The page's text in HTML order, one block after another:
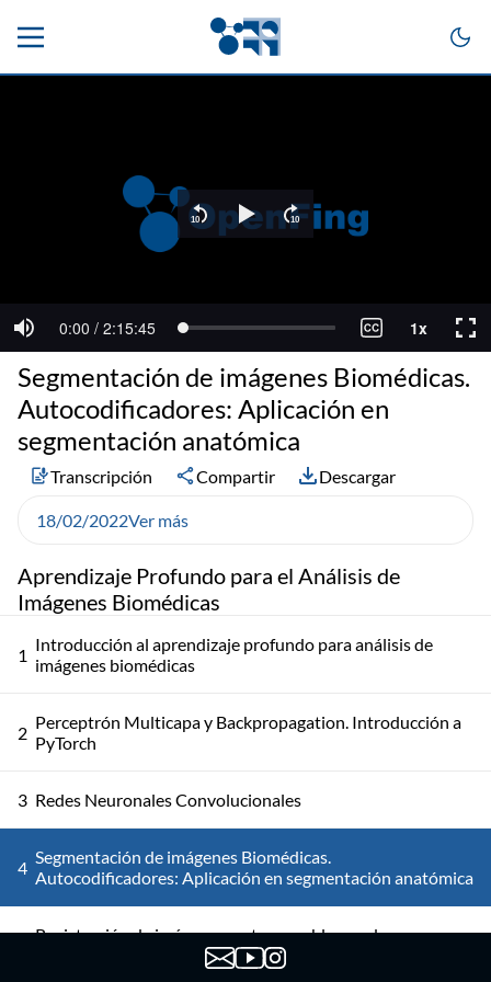
Aprendizaje Profundo para el Análisis de
Imágenes Biomédicas
1 Introducción al aprendizaje profundo para análisis de
imágenes biomédicas
2 Perceptrón Multicapa y Backpropagation. Introducción a
PyTorch
3 Redes Neuronales Convolucionales
4 Segmentación de imágenes Biomédicas.
Autocodificadores: Aplicación en segmentación anatómica
Registración de imágenes y otros problemas de
investigación abiertos en Deep learning para análisis de
Segmentación de imágenes Biomédicas.
Autocodificadores: Aplicación en
segmentación anatómica
Transcripción Compartir Descargar
18/02/2022Ver más